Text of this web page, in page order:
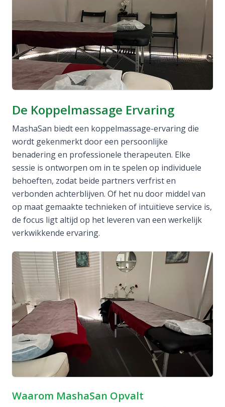
De Koppelmassage Ervaring
MashaSan biedt een koppelmassage-ervaring die
wordt gekenmerkt door een persoonlijke
benadering en professionele therapeuten. Elke
sessie is ontworpen om in te spelen op individuele
behoeften, zodat beide partners verfrist en
verbonden achterblijven. Of het nu door middel van
op maat gemaakte technieken of intuïtieve service is,
de focus ligt altijd op het leveren van een werkelijk
verkwikkende ervaring.
Waarom MashaSan Opvalt